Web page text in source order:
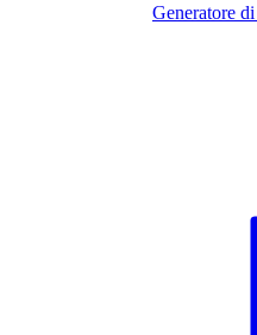
Generatore